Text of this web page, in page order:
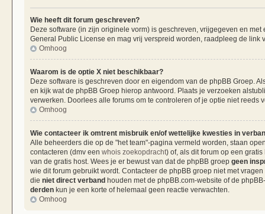
Wie heeft dit forum geschreven?
Deze software (in zijn originele vorm) is geschreven, vrijgegeven en
General Public License en mag vrij verspreid worden, raadpleeg de link
Omhoog
Waarom is de optie X niet beschikbaar?
Deze software is geschreven door en eigendom van de phpBB Groep.
en kijk wat de phpBB Groep hierop antwoord. Plaats je verzoeken
verwerken. Doorlees alle forums om te controleren of je optie niet
Omhoog
Wie contacteer ik omtrent misbruik en/of wettelijke kwesties in
Alle beheerders die op de "het team"-pagina vermeld worden, staan
contacteren (dmv een whois zoekopdracht) of, als dit forum op een
van de gratis host. Wees je er bewust van dat de phpBB groep geen
wie dit forum gebruikt wordt. Contacteer de phpBB groep niet met
die niet direct verband houden met de phpBB.com-website of de
derden kun je een korte of helemaal geen reactie verwachten.
Omhoog